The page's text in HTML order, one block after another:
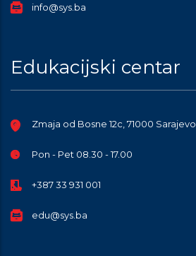
info@sys.ba
Edukacijski centar
Zmaja od Bosne 12c, 71000 Sarajevo
Pon - Pet 08.30 - 17.00
+387 33 931 001
edu@sys.ba